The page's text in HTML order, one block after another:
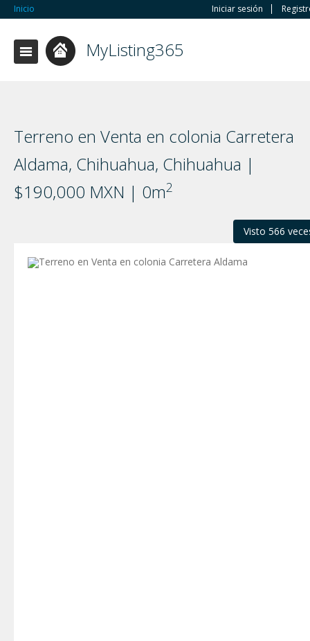
Inicio Iniciar sesión
MyListing365
Terreno en Venta en colonia Carretera
Aldama, Chihuahua, Chihuahua |
$190,000 MXN | 0m2
Visto 566